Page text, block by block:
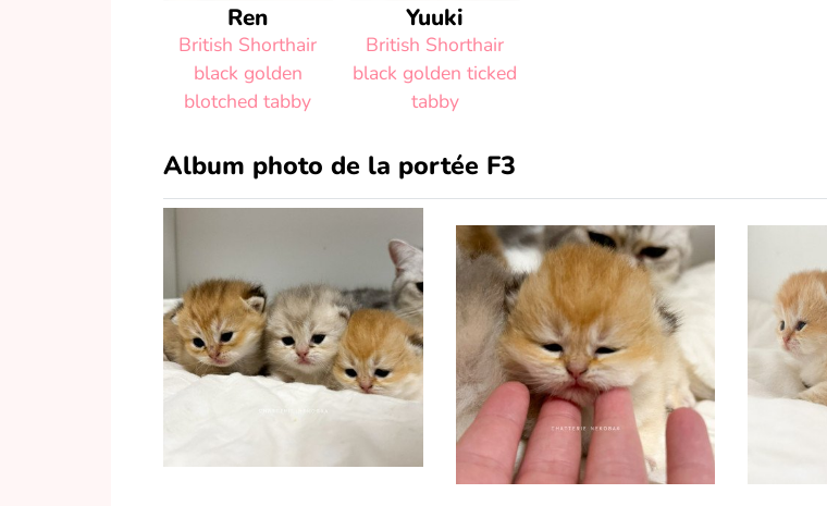
Ren
British Shorthair
black golden
blotched tabby
Yuuki
British Shorthair
black golden ticked
tabby
Album photo de la portée F3